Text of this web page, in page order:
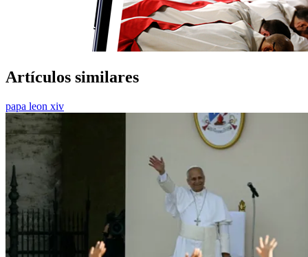
Artículos similares
papa leon xiv